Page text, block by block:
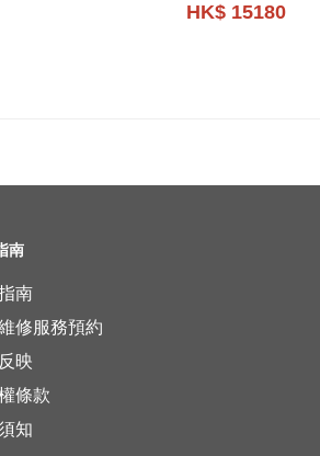
HK$ 15180
南
南
修服務預約
映
條款
知